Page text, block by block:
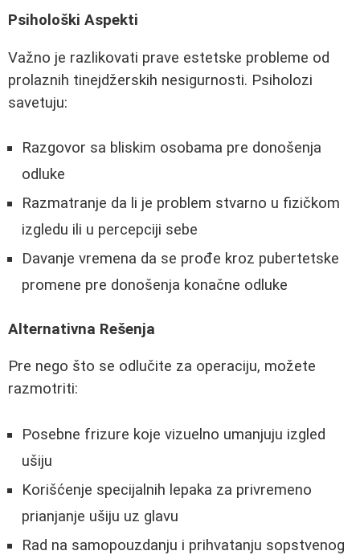
Psihološki Aspekti
Važno je razlikovati prave estetske probleme od
prolaznih tinejdžerskih nesigurnosti. Psiholozi
savetuju:
Razgovor sa bliskim osobama pre donošenja
odluke
Razmatranje da li je problem stvarno u fizičkom
izgledu ili u percepciji sebe
Davanje vremena da se prođe kroz pubertetske
promene pre donošenja konačne odluke
Alternativna Rešenja
Pre nego što se odlučite za operaciju, možete
razmotriti:
Posebne frizure koje vizuelno umanjuju izgled
ušiju
Korišćenje specijalnih lepaka za privremeno
prianjanje ušiju uz glavu
Rad na samopouzdanju i prihvatanju sopstvenog